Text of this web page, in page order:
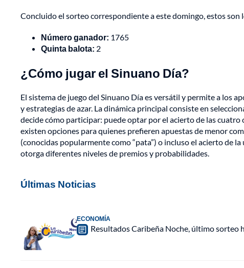
Concluido el sorteo correspondiente a este domingo, estos son
Número ganador: 1765
Quinta balota: 2
¿Cómo jugar el Sinuano Día?
El sistema de juego del Sinuano Día es versátil y permite a los
y estrategias de azar. La dinámica principal consiste en
decide cómo participar: puede optar por el acierto de las
existen opciones para quienes prefieren apuestas de menor
(conocidas popularmente como “pata”) o incluso el acierto de
otorga diferentes niveles de premios y probabilidades.
Últimas Noticias
ECONOMÍA
Resultados Caribeña Noche, último sorteo